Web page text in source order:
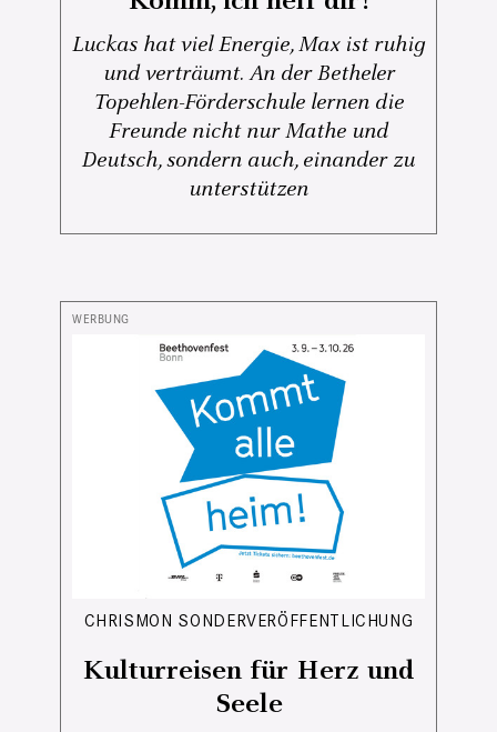
Luckas hat viel Energie, Max ist ruhig
und verträumt. An der Betheler
Topehlen-Förderschule lernen die
Freunde nicht nur Mathe und
Deutsch, sondern auch, einander zu
unterstützen
CHRISMON SONDERVERÖFFENTLICHUNG
Kulturreisen für Herz und
Seele